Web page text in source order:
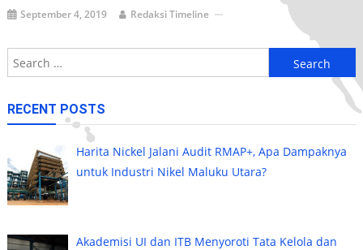
September 4, 2019 Redaksi Timeline
Search
for:
RECENT POSTS
Harita Nickel Jalani Audit RMAP+, Apa Dampaknya
untuk Industri Nikel Maluku Utara?
Akademisi UI dan ITB Menyoroti Tata Kelola dan